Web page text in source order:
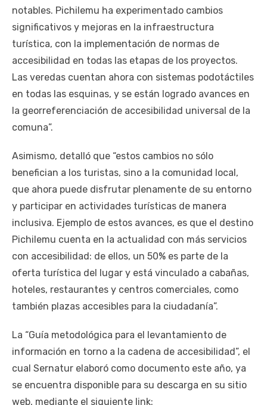
notables. Pichilemu ha experimentado cambios
significativos y mejoras en la infraestructura
turística, con la implementación de normas de
accesibilidad en todas las etapas de los proyectos.
Las veredas cuentan ahora con sistemas podotáctiles
en todas las esquinas, y se están logrado avances en
la georreferenciación de accesibilidad universal de la
comuna”.
Asimismo, detalló que “estos cambios no sólo
benefician a los turistas, sino a la comunidad local,
que ahora puede disfrutar plenamente de su entorno
y participar en actividades turísticas de manera
inclusiva. Ejemplo de estos avances, es que el destino
Pichilemu cuenta en la actualidad con más servicios
con accesibilidad: de ellos, un 50% es parte de la
oferta turística del lugar y está vinculado a cabañas,
hoteles, restaurantes y centros comerciales, como
también plazas accesibles para la ciudadanía”.
La “Guía metodológica para el levantamiento de
información en torno a la cadena de accesibilidad”, el
cual Sernatur elaboró como documento este año, ya
se encuentra disponible para su descarga en su sitio
web, mediante el siguiente link: